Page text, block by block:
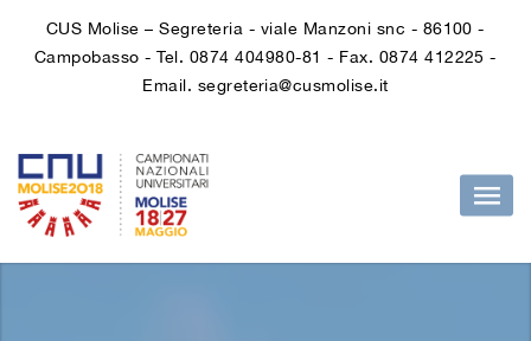
CUS Molise – Segreteria - viale Manzoni snc - 86100 -
Campobasso - Tel. 0874 404980-81 - Fax. 0874 412225 -
Email. segreteria@cusmolise.it